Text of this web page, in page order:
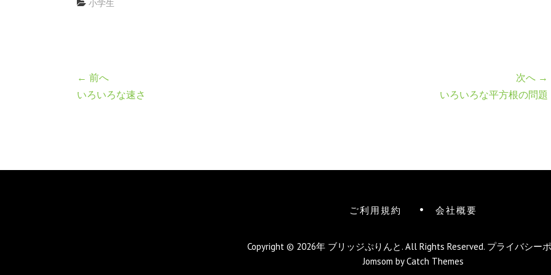
小学生
← 前へ
いろいろな速さ
次へ →
いろいろな平方根の問題
ご利用規約 会社概要
Copyright © 2026年 ブリッジぷりんと . All Rights Reserved. プライバシー
Jomsom byCatch Themes